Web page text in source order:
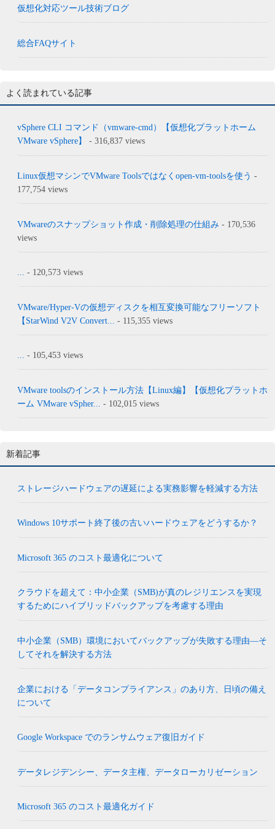
仮想化対応ツール技術ブログ
総合FAQサイト
よく読まれている記事
vSphere CLI コマンド（vmware-cmd）【仮想化プラットホーム
VMware vSphere】
- 316,837 views
Linux仮想マシンでVMware Toolsではなくopen-vm-toolsを使う -
177,754 views
VMwareのスナップショット作成・削除処理の仕組み - 170,536
views
... - 120,573 views
VMware/Hyper-Vの仮想ディスクを相互変換可能なフリーソフト
【StarWind V2V Convert...
- 115,355 views
... - 105,453 views
VMware toolsのインストール方法【Linux編】【仮想化プラットホ
ーム VMware vSpher...
- 102,015 views
新着記事
ストレージハードウェアの遅延による実務影響を軽減する方法
Windows 10サポート終了後の古いハードウェアをどうするか？
Microsoft 365 のコスト最適化について
クラウドを超えて：中小企業（SMB)が真のレジリエンスを実現
するためにハイブリッドバックアップを考慮する理由
中小企業（SMB）環境においてバックアップが失敗する理由―そ
してそれを解決する方法
企業における「データコンプライアンス」のあり方、日頃の備え
について
Google Workspace でのランサムウェア復旧ガイド
データレジデンシー、データ主権、データローカリゼーション
Microsoft 365 のコスト最適化ガイド